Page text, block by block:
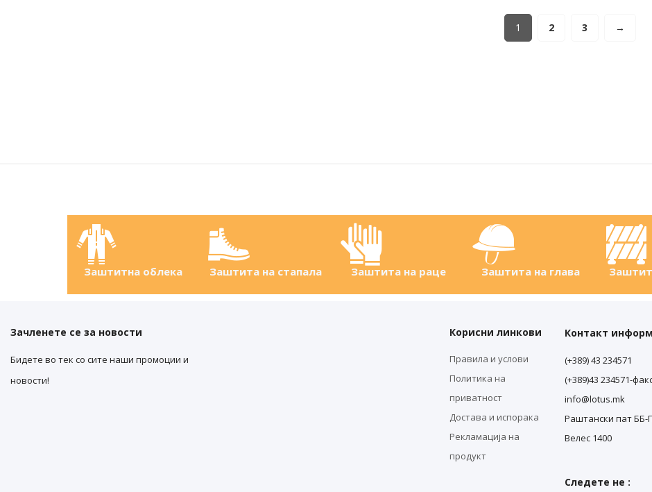
1 2 3 →
Заштитна облека Заштита на стапала Заштита на раце Заштита на глава
Зачленете се за новости
Бидете во тек со сите наши промоции и
новости!
Контакт
(+389) 43 234571
(+389)43 234571-
info@lotus.mk
Раштански пат ББ-
Велес 1400
Следете не :
Корисни линкови
Правила и услови
Политика на
приватност
Достава и испорака
Рекламација на
продукт